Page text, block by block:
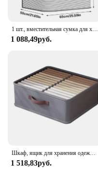
1 шт., вместительная сумка для хранения одежды, органайзер с усиленной ручкой для одеял, постельного белья, складная сумка для хранения на молнии
1 088,49руб.
Шкаф, ящик для хранения одежды, органайзер для брюк, свитера, складной шкаф, органайзер для хранения нижнего белья, носков, ящики, разделительные коробки
1 518,83руб.